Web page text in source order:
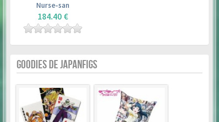
Nurse-san
184.40 €
GOODIES DE JAPANFIGS